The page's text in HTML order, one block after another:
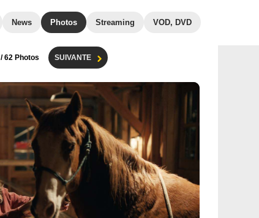
News Photos Streaming VOD, DVD
/ 62 Photos SUIVANTE